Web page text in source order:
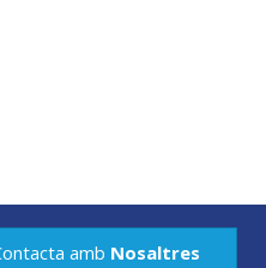
amb Nosaltres